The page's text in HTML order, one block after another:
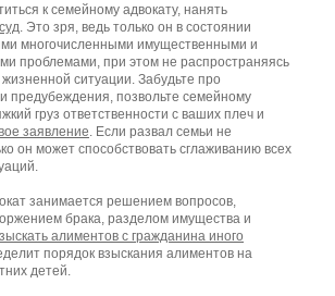
к семейному адвокату, нанять
. Это зря, ведь только он в состоянии
многочисленными имущественными и
проблемами, при этом не распространяясь
ситуации. Забудьте про
предубеждения, позвольте семейному
груз ответственности с ваших плеч и
заявление. Если развал семьи не
он может способствовать сглаживанию всех
занимается решением вопросов,
брака, разделом имущества и
алиментов с гражданина иного
порядок взыскания алиментов на
детей.